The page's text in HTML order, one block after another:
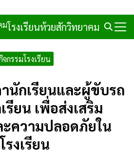
โรงเรียนห้วยสักวิทยาคม
จกรรมโรงเรียน
นักเรียนและผู้ขับรถ
รียน เพื่อส่งเสริม
ความปลอดภัยใน
โรงเรียน